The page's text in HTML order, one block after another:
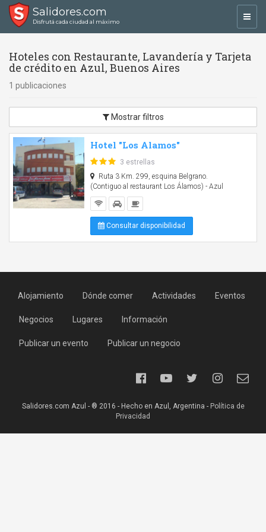
Salidores.com
Disfrutá cada ciudad al máximo
Hoteles con Restaurante, Lavandería y Tarjeta
de crédito en Azul, Buenos Aires
1 publicaciones
Mostrar filtros
Hotel "Los Alamos"
3 estrellas
Ruta 3 Km. 299, esquina Belgrano.
(Contiguo al restaurant Los Álamos) - Azul
Consultar disponibilidad
Alojamiento Dónde comer Actividades Eventos
Negocios Lugares Información
Publicar un evento Publicar un negocio
Salidores.com Azul - ® 2016 - Hecho en Azul, Argentina - Política de
Privacidad